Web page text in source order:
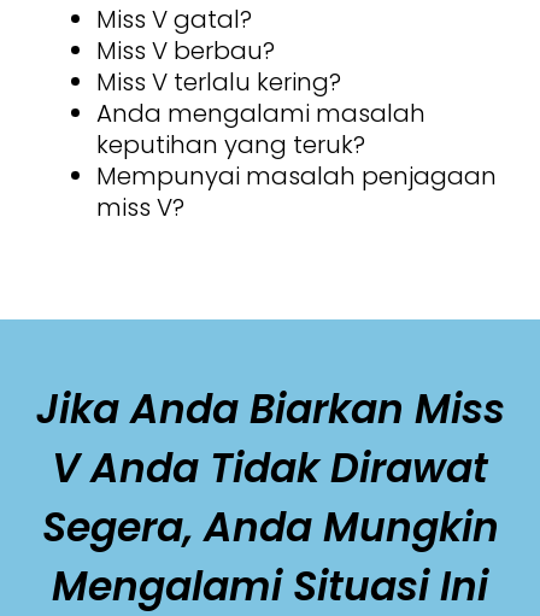
Miss V gatal?
Miss V berbau?
Miss V terlalu kering?
Anda mengalami masalah
keputihan yang teruk?
Mempunyai masalah penjagaan
miss V?
Jika Anda Biarkan Miss
V Anda Tidak Dirawat
Segera, Anda Mungkin
Mengalami Situasi Ini